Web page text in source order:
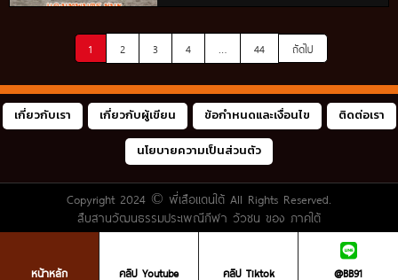
1 2 3 4 … 44 ถัดไป
เกี่ยวกับเรา เกี่ยวกับผู้เขียน ข้อกำหนดและเงื่อนไข ติดต่อเรา
นโยบายความเป็นส่วนตัว
Copyright 2024 © พี่เสือแดนใต้ All Rights Reserved.
สืบสานวัฒนธรรมประเพณีกีฬา วัวชน ของ ภาคใต้
หน้าหลัก คลิป Youtube คลิป Tiktok @BB91